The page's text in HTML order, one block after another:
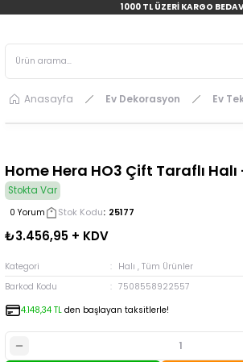
1000 TL ÜZERİ KARGO
Anasayfa Ev Dekorasyon Ev
Home Hera HO3 Çift Taraflı Halı
Stokta Var
0 Yorum Stok Kodu 25177
₺3.456,95 + KDV
Kategori Halı , Tüm Ürünler
Barkod Kodu
7508558922557
4.148,34 TL den başlayan taksitlerle!